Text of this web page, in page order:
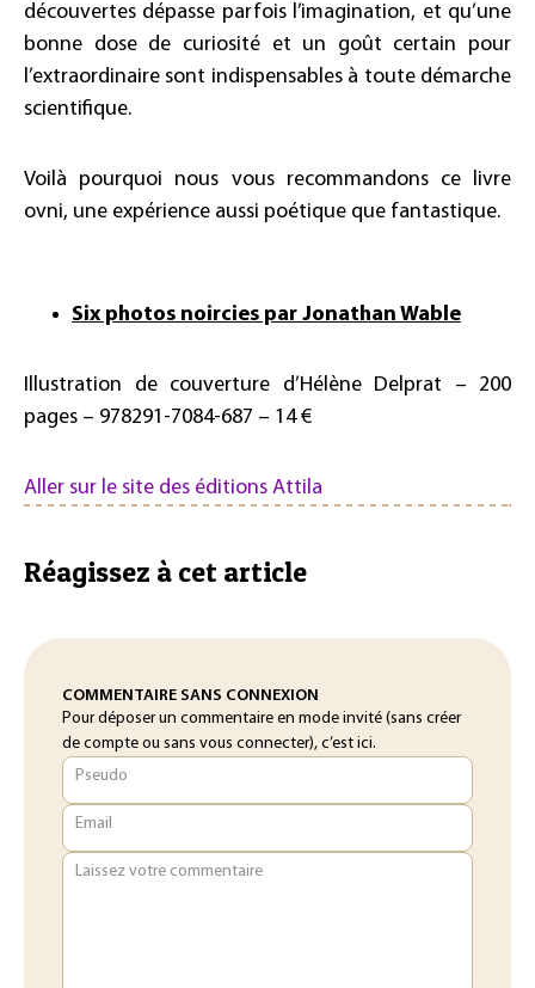
découvertes dépasse parfois l’imagination, et qu’une
bonne dose de curiosité et un goût certain pour
l’extraordinaire sont indispensables à toute démarche
scientifique.
Voilà pourquoi nous vous recommandons ce livre
ovni, une expérience aussi poétique que fantastique.
Six photos noircies par Jonathan Wable
Illustration de couverture d’Hélène Delprat – 200
pages – 978291-7084-687 – 14 €
Aller sur le site des éditions Attila
Réagissez à cet article
COMMENTAIRE SANS CONNEXION
Pour déposer un commentaire en mode invité (sans créer
de compte ou sans vous connecter), c’est ici.
Pseudo
Email
Laissez votre commentaire